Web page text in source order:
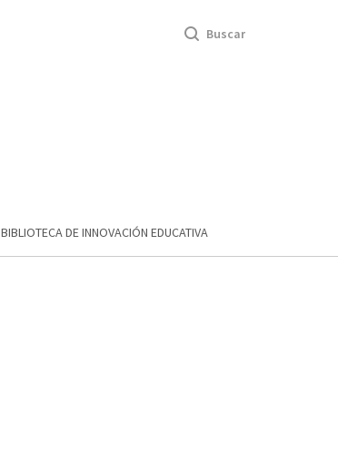
Buscar
BIBLIOTECA DE INNOVACIÓN EDUCATIVA